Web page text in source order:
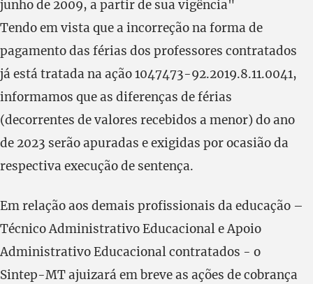
junho de 2009, a partir de sua vigência"
Tendo em vista que a incorreção na forma de
pagamento das férias dos professores contratados
já está tratada na ação 1047473-92.2019.8.11.0041,
informamos que as diferenças de férias
(decorrentes de valores recebidos a menor) do ano
de 2023 serão apuradas e exigidas por ocasião da
respectiva execução de sentença.
Em relação aos demais profissionais da educação –
Técnico Administrativo Educacional e Apoio
Administrativo Educacional contratados - o
Sintep-MT ajuizará em breve as ações de cobrança